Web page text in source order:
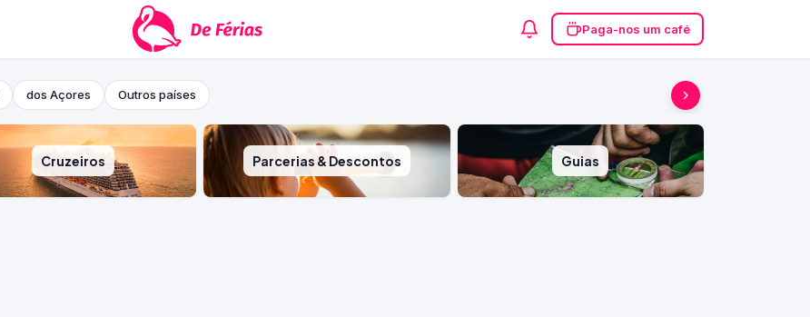
Paga-nos um café
dos Açores Outros países
Cruzeiros Parcerias & Descontos Guias